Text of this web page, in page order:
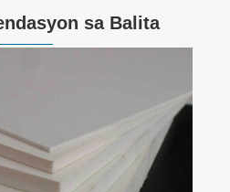
sa Balita
na kalidad na mga